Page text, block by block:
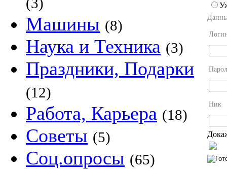
Машины (8)
Наука и Техника (3)
Праздники, Подарки
(12)
Работа, Карьера (18)
Советы (5)
Соц.опросы (65)
Ник